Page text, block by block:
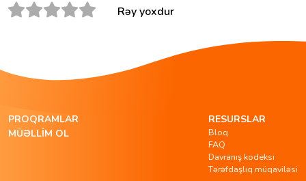
Rəy yoxdur
PROQRAMLAR
MÜƏLLIM OL
RESURSLAR
Bloq
FAQ
Davranış kodeksi
Tərəfdaşlıq müqaviləsi